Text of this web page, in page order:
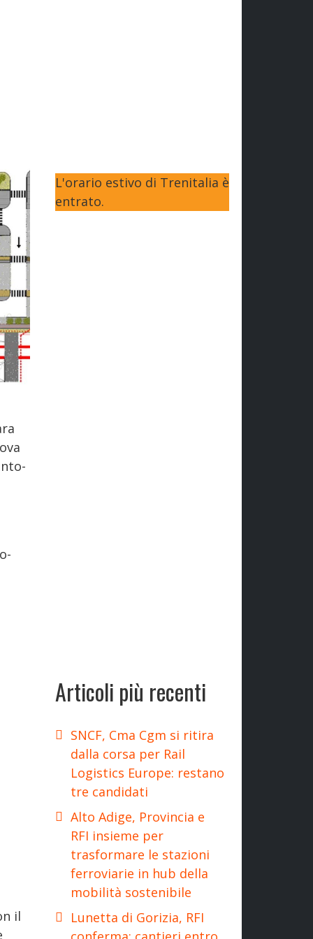
il
L'orario estivo di Trenitalia è
entrato.
Articoli più recenti
SNCF, Cma Cgm si ritira
dalla corsa per Rail
Logistics Europe: restano
tre candidati
Alto Adige, Provincia e
RFI insieme per
trasformare le stazioni
ferroviarie in hub della
mobilità sostenibile
Lunetta di Gorizia, RFI